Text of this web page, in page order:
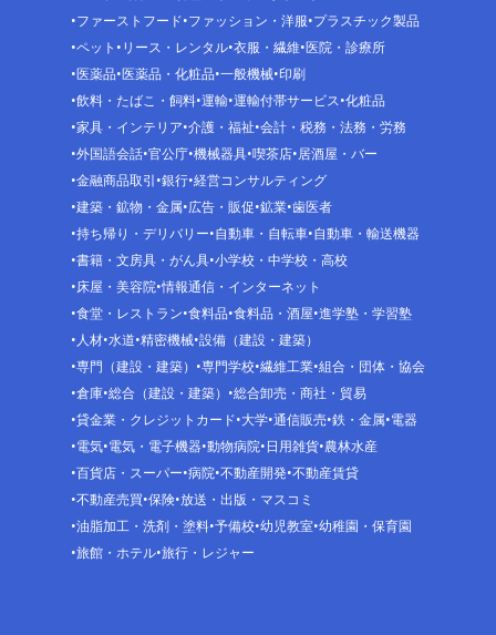
ファーストフード ファッション・洋服 プラスチック製品
ペット リース・レンタル 衣服・繊維 医院・診療所
医薬品 医薬品・化粧品 一般機械 印刷
飲料・たばこ・飼料 運輸 運輸付帯サービス 化粧品
家具・インテリア 介護・福祉 会計・税務・法務・労務
外国語会話 官公庁 機械器具 喫茶店 居酒屋・バー
金融商品取引 銀行 経営コンサルティング
建築・鉱物・金属 広告・販促 鉱業 歯医者
持ち帰り・デリバリー 自動車・自転車 自動車・輸送機器
書籍・文房具・がん具 小学校・中学校・高校
床屋・美容院 情報通信・インターネット
食堂・レストラン 食料品 食料品・酒屋 進学塾・学習塾
人材 水道 精密機械 設備（建設・建築）
専門（建設・建築）
専門学校 繊維工業 組合・団体・協会
倉庫 総合（建設・建築）
総合卸売・商社・貿易
貸金業・クレジットカード 大学 通信販売 鉄・金属 電器
電気 電気・電子機器 動物病院 日用雑貨 農林水産
百貨店・スーパー 病院 不動産開発 不動産賃貸
不動産売買 保険 放送・出版・マスコミ
油脂加工・洗剤・塗料 予備校 幼児教室 幼稚園・保育園
旅館・ホテル 旅行・レジャー